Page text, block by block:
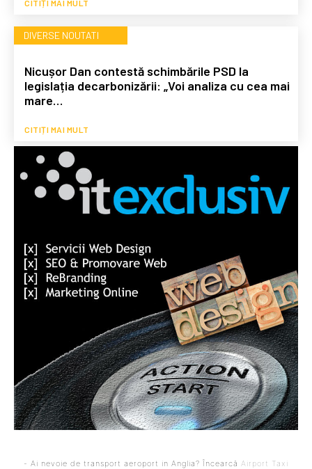
CITIȚI MAI MULT
DIVERSE NOUTATI
Nicușor Dan contestă schimbările PSD la
legislația decarbonizării: „Voi analiza cu cea mai
mare…
CITIȚI MAI MULT
- Ai nevoie de transport aeroport in Anglia? Încearcă Airport Taxi